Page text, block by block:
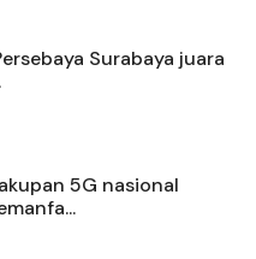
Surabaya juara
5G nasional